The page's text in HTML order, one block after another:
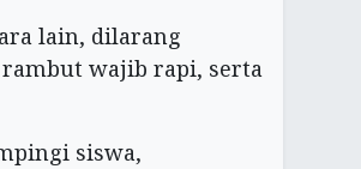
lain, dilarang
wajib rapi, serta
siswa,